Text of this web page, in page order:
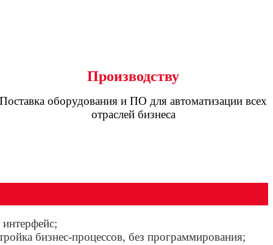
Производству
Поставка оборудования и ПО для автоматизации всех
отраслей бизнеса
бизнес-процессов, без программирования;